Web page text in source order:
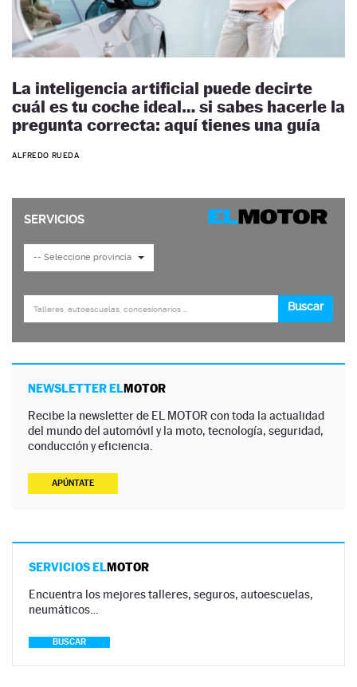
La inteligencia artificial puede decirte
cuál es tu coche ideal… si sabes hacerle la
pregunta correcta: aquí tienes una guía
ALFREDO RUEDA
NEWSLETTER ELMOTOR
Recibe la newsletter de EL MOTOR con toda la actualidad
del mundo del automóvil y la moto, tecnología, seguridad,
conducción y eficiencia.
APÚNTATE
SERVICIOS ELMOTOR
Encuentra los mejores talleres, seguros, autoescuelas,
neumáticos…
BUSCAR